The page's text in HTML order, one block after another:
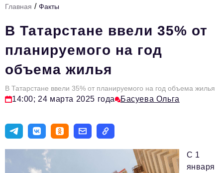
Тема номера
HR
Персона номера
Инфраструктура развития
Туризм
Инвестиции
Главная / Факты
В Татарстане ввели 35% от
планируемого на год
объема жилья
В Татарстане ввели 35% от планируемого на год объема жилья
14:00; 24 марта 2025 года Басуева Ольга
С 1
января